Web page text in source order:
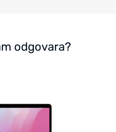
odgovara?